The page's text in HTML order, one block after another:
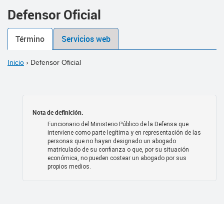
Defensor Oficial
Término Servicios web
Inicio › Defensor Oficial
Nota de definición:
Funcionario del Ministerio Público de la Defensa que
interviene como parte legítima y en representación de las
personas que no hayan designado un abogado
matriculado de su confianza o que, por su situación
económica, no pueden costear un abogado por sus
propios medios.